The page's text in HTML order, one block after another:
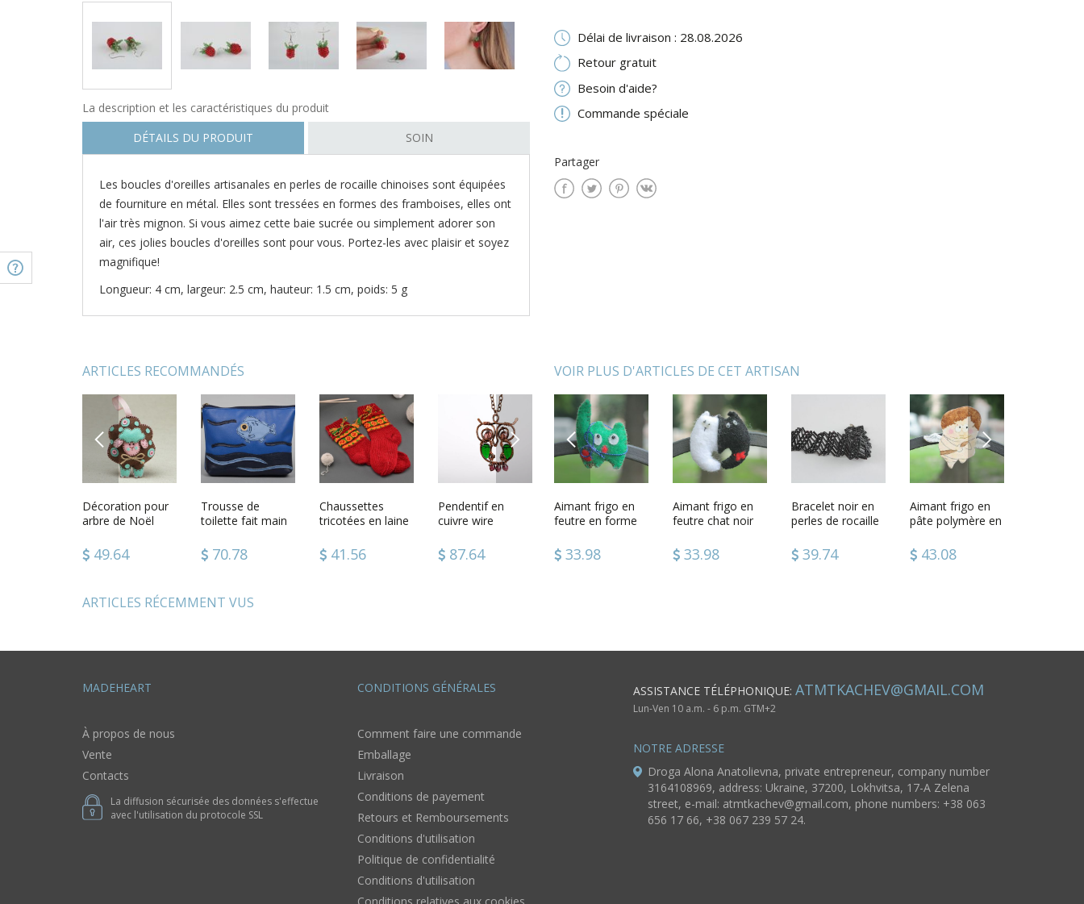
Délai de livraison : 28.08.2026
Retour gratuit
Besoin d'aide?
Commande spéciale
Partager
La description et les caractéristiques du produit
DÉTAILS DU PRODUIT
SOIN
Les boucles d'oreilles artisanales en perles de rocaille chinoises sont équipées
de fourniture en métal. Elles sont tressées en formes des framboises, elles ont
l'air très mignon. Si vous aimez cette baie sucrée ou simplement adorer son
air, ces jolies boucles d'oreilles sont pour vous. Portez-les avec plaisir et soyez
magnifique!
Longueur: 4 cm, largeur: 2.5 cm, hauteur: 1.5 cm, poids: 5 g
ARTICLES RECOMMANDÉS
PREVIOUS
Décoration pour
arbre de Noël
49.64
Trousse de
toilette fait main
maquillage bleu
faux cuir Cadeau
70.78
Chaussettes
tricotées en laine
main41.56
Pendentif en
cuivre wire
Chouette
87.64
Jouet mou tricoté
en forme de lapin
61.84
Icône religieuse
orthodoxe en
gouache
artisanale
178.64
Croix orthodoxe
murale
29.62
Assiette
décorative en
19.56
NEXT
VOIR PLUS D'ARTICLES DE CET ARTISAN
PREVIOUS
Collier perles de
rocaille Broche
pavot
Accessoires
101.96
Boucles doreilles
puces coccinelles
33.98
Broche Papillon
originale faite
64.40
Bracelet large en
perles de rocaille
48.16
Aimant frigo en
feutre en forme
33.98
Aimant frigo en
feutre chat noir
33.98
Bracelet noir en
perles de rocaille
39.74
Aimant frigo en
pâte polymère en
43.08
NEXT
ARTICLES RÉCEMMENT VUS
MADEHEART
À propos de nous
Vente
Contacts
La diffusion sécurisée des données s'effectue
avec l'utilisation du protocole SSL
CONDITIONS GÉNÉRALES
Comment faire une commande
Emballage
Livraison
Conditions de payement
Retours et Remboursements
Conditions d'utilisation
Politique de confidentialité
Conditions d'utilisation
ASSISTANCE TÉLÉPHONIQUE: ATMTKACHEV@GMAIL.COM
Lun-Ven 10 a.m. - 6 p.m. GTM+2
NOTRE ADRESSE
Droga Alona Anatolievna, private entrepreneur, company number
3164108969, address: Ukraine, 37200, Lokhvitsa, 17-A Zelena
street, e-mail: atmtkachev@gmail.com, phone numbers: +38 063
656 17 66, +38 067 239 57 24.